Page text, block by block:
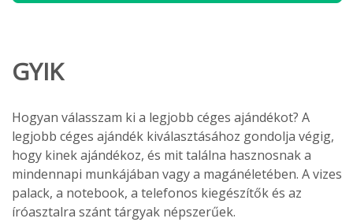
GYIK
Hogyan válasszam ki a legjobb céges ajándékot? A
legjobb céges ajándék kiválasztásához gondolja végig,
hogy kinek ajándékoz, és mit találna hasznosnak a
mindennapi munkájában vagy a magánéletében. A vizes
palack, a notebook, a telefonos kiegészítők és az
íróasztalra szánt tárgyak népszerűek.